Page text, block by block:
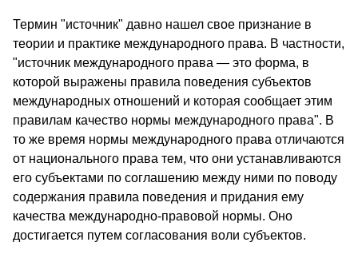
Термин "источник" давно нашел свое признание в
теории и практике международного права. В частности,
"источник международного права — это форма, в
которой выражены правила поведения субъектов
международных отношений и которая сообщает этим
правилам качество нормы международного права". В
то же время нормы международного права отличаются
от национального права тем, что они устанавливаются
его субъектами по соглашению между ними по поводу
содержания правила поведения и придания ему
качества международно-правовой нормы. Оно
достигается путем согласования воли субъектов.